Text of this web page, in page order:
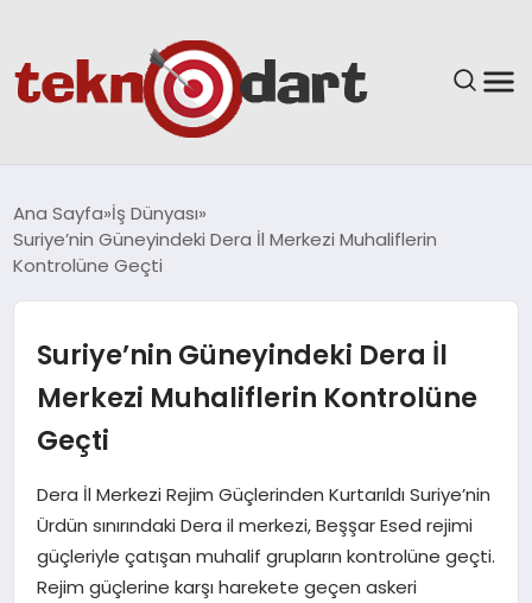
YAŞAM
GÜNDEM
SPOR
EKONOMI
Ana Sayfa İş Dünyası
Suriye’nin Güneyindeki Dera İl Merkezi Muhaliflerin
Kontrolüne Geçti
Suriye’nin Güneyindeki Dera İl
Merkezi Muhaliflerin Kontrolüne
Geçti
Dera İl Merkezi Rejim Güçlerinden Kurtarıldı Suriye’nin
Ürdün sınırındaki Dera il merkezi, Beşşar Esed rejimi
güçleriyle çatışan muhalif grupların kontrolüne geçti.
Rejim güçlerine karşı harekete geçen askeri